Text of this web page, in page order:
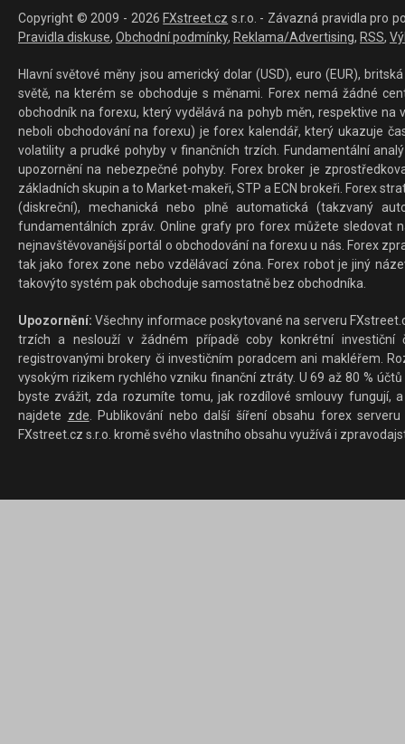
Copyright © 2009 - 2026 FXstreet.cz s.r.o. - Závazná pravidla pro
Pravidla diskuse, Obchodní podmínky, Reklama/Advertising, RSS,
Hlavní světové měny jsou americký dolar (USD), euro (EUR),
světě, na kterém se obchoduje s měnami. Forex nemá žádné
obchodník na forexu, který vydělává na pohyb měn, respektive
neboli obchodování na forexu) je forex kalendář, který ukazuje
volatility a prudké pohyby v finančních trzích. Fundamentální
upozornění na nebezpečné pohyby. Forex broker je
základních skupin a to Market-makeři, STP a ECN brokeři. Forex
(diskreční), mechanická nebo plně automatická (takzvaný
fundamentálních zpráv. Online grafy pro forex můžete sledovat
nejnavštěvovanější portál o obchodování na forexu u nás. Forex
tak jako forex zone nebo vzdělávací zóna. Forex robot je jiný
takovýto systém pak obchoduje samostatně bez obchodníka.
Upozornění: Všechny informace poskytované na serveru
trzích a neslouží v žádném případě coby konkrétní investiční
registrovanými brokery či investičním poradcem ani makléřem.
vysokým rizikem rychlého vzniku finanční ztráty. U 69 až 80 %
byste zvážit, zda rozumíte tomu, jak rozdílové smlouvy fungují,
najdete zde. Publikování nebo další šíření obsahu forex
FXstreet.cz s.r.o. kromě svého vlastního obsahu využívá i